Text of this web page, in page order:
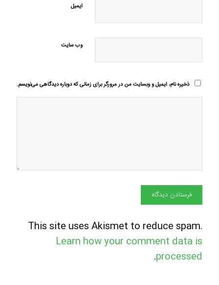
ایمیل
وب‌ سایت
ذخیره نام، ایمیل و وبسایت من در مرورگر برای زمانی که دوباره دیدگاهی می‌نویسم.
This site uses Akismet to reduce spam.
Learn how your comment data is
processed
.